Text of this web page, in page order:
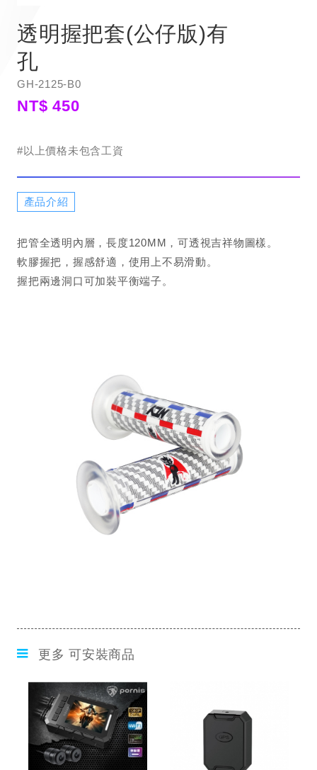
透明握把套(公仔版)有
孔
GH-2125-B0
NT$ 450
#以上價格未包含工資
產品介紹
把管全透明內層，長度120MM，可透視吉祥物圖樣。
軟膠握把，握感舒適，使用上不易滑動。
握把兩邊洞口可加裝平衡端子。
更多 可安裝商品